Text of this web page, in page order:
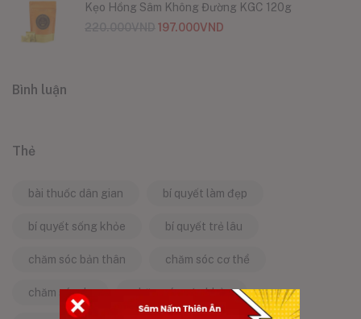
Kẹo Hồng Sâm Không Đường KGC 120g
197.000VND
Bình luận
Thẻ
bài thuốc dân gian bí quyết làm đẹp
bí quyết sống khỏe bí quyết trẻ lâu
chăm sóc bản thân chăm sóc cơ thể
chăm sóc da chăm sóc sức khỏe